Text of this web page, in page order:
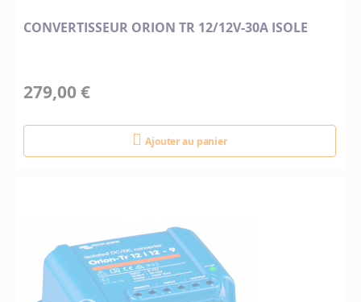
CONVERTISSEUR ORION TR 12/12V-30A ISOLE
279,00 €
Ajouter au panier